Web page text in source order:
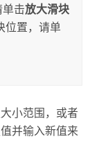
击放大滑块
位置，请单
小范围，或者
并输入新值来